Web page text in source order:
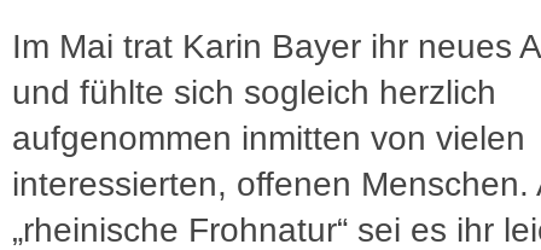
Im Mai trat Karin Bayer ihr neues
und fühlte sich sogleich herzlich
aufgenommen inmitten von vielen
interessierten, offenen Menschen.
„rheinische Frohnatur“ sei es ihr